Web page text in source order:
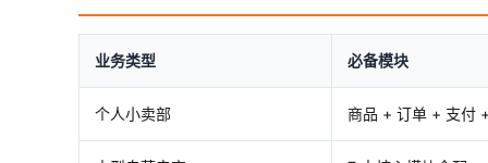
业务类型 必备模块
个人小卖部 商品 + 订单 + 支付